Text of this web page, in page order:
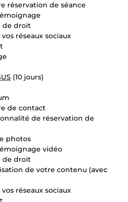
réservation de séance
de droit
réseaux sociaux
(10 jours)
de contact
de réservation de
photos
vidéo
de droit
de votre contenu (avec
réseaux sociaux